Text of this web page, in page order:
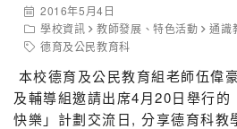
2016年5月4日
學校資訊
教師發展 、特色活動
通識
德育及公民教育科
本校德育及公民教育組老師伍偉
及輔導組邀請出席4月20日舉行的
快樂」計劃交流日, 分享德育科教